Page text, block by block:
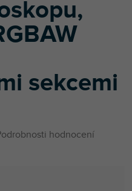
sekcemi
hodnocení